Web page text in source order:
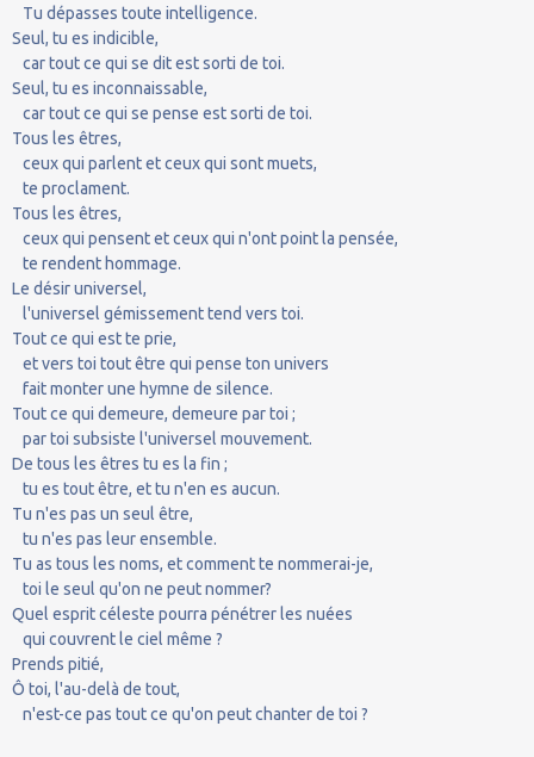
Tu dépasses toute intelligence.
Seul, tu es indicible,
car tout ce qui se dit est sorti de toi.
Seul, tu es inconnaissable,
car tout ce qui se pense est sorti de toi.
Tous les êtres,
ceux qui parlent et ceux qui sont muets,
te proclament.
Tous les êtres,
ceux qui pensent et ceux qui n'ont point la pensée,
te rendent hommage.
Le désir universel,
l'universel gémissement tend vers toi.
Tout ce qui est te prie,
et vers toi tout être qui pense ton univers
fait monter une hymne de silence.
Tout ce qui demeure, demeure par toi ;
par toi subsiste l'universel mouvement.
De tous les êtres tu es la fin ;
tu es tout être, et tu n'en es aucun.
Tu n'es pas un seul être,
tu n'es pas leur ensemble.
Tu as tous les noms, et comment te nommerai-je,
toi le seul qu'on ne peut nommer?
Quel esprit céleste pourra pénétrer les nuées
qui couvrent le ciel même ?
Prends pitié,
Ô toi, l'au-delà de tout,
n'est-ce pas tout ce qu'on peut chanter de toi ?